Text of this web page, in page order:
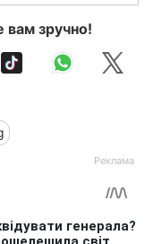
вам зручно!